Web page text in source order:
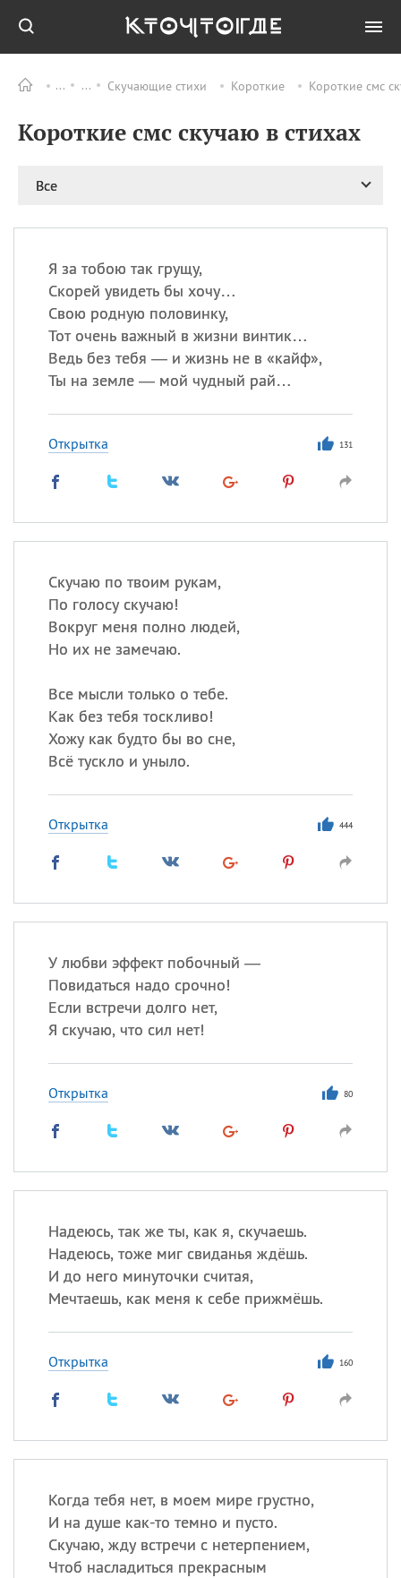
Скучающие стихи Короткие Короткие смс
Короткие смс скучаю в стихах
Все
Я за тобою так грущу,
Скорей увидеть бы хочу…
Свою родную половинку,
Тот очень важный в жизни винтик…
Ведь без тебя — и жизнь не в «кайф»,
Ты на земле — мой чудный рай…
Открытка 131
Скучаю по твоим рукам,
По голосу скучаю!
Вокруг меня полно людей,
Но их не замечаю.
Все мысли только о тебе.
Как без тебя тоскливо!
Хожу как будто бы во сне,
Всё тускло и уныло.
Открытка 444
У любви эффект побочный —
Повидаться надо срочно!
Если встречи долго нет,
Я скучаю, что сил нет!
Открытка 80
Надеюсь, так же ты, как я, скучаешь.
Надеюсь, тоже миг свиданья ждёшь.
И до него минуточки считая,
Мечтаешь, как меня к себе прижмёшь.
Открытка 160
Когда тебя нет, в моем мире грустно,
И на душе как-то темно и пусто.
Скучаю, жду встречи с нетерпением,
Чтоб насладиться прекрасным
ПРАЗДНИКИ Все
06.08 Преображение
Бориса и Глеба, во
07.08
День ассирийских
07.08 Национальный день
маяка
07.08 Годовщина битвы при
Сегодня празднуют именины
Анатолий, Афанасий,Борис